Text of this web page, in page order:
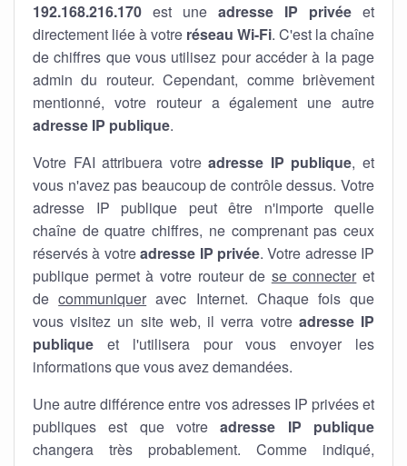
192.168.216.170 est une adresse IP privée et
directement liée à votre réseau Wi-Fi. C'est la chaîne
de chiffres que vous utilisez pour accéder à la page
admin du routeur. Cependant, comme brièvement
mentionné, votre routeur a également une autre
adresse IP publique.
Votre FAI attribuera votreadresse IP publique, et
vous n'avez pas beaucoup de contrôle dessus. Votre
adresse IP publique peut être n'importe quelle
chaîne de quatre chiffres, ne comprenant pas ceux
réservés à votreadresse IP privée. Votre adresse IP
publique permet à votre routeur de se connecter et
decommuniquer avec Internet. Chaque fois que
vous visitez un site web, il verra votre adresse IP
publique et l'utilisera pour vous envoyer les
informations que vous avez demandées.
Une autre différence entre vos adresses IP privées et
publiques est que votreadresse IP publique
changera très probablement. Comme indiqué,